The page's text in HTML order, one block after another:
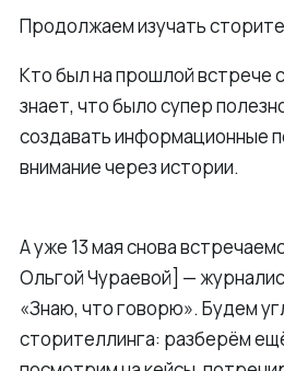
Продолжаем изучать
Кто был на прошлой встрече
знает, что было супер
создавать информационные
внимание через истории.
А уже 13 мая снова
Ольгой Чураевой] —
«Знаю, что говорю». Будем
сторителлинга: разберём